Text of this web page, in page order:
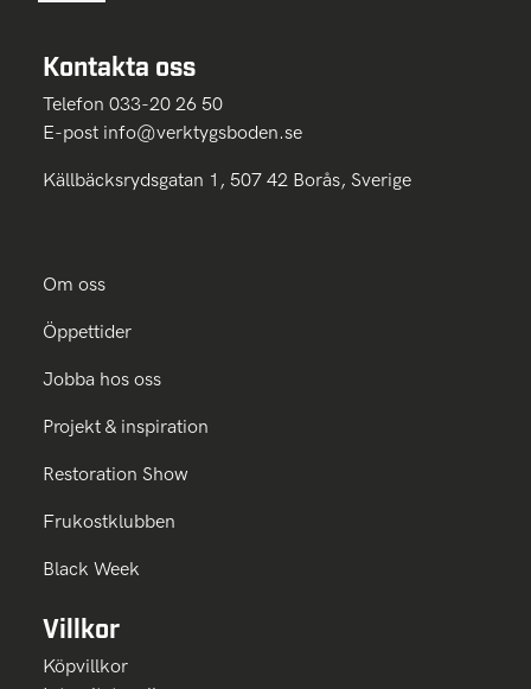
Kontakta oss
Telefon 033-20 26 50
E-post info@verktygsboden.se
Källbäcksrydsgatan 1, 507 42 Borås, Sverige
Om oss
Öppettider
Jobba hos oss
Projekt & inspiration
Restoration Show
Frukostklubben
Black Week
Villkor
Köpvillkor